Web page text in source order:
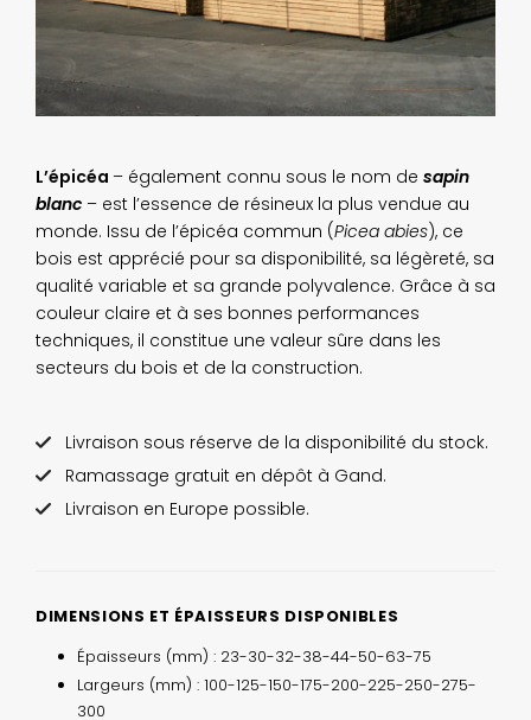
L’épicéa – également connu sous le nom de sapin
blanc – est l’essence de résineux la plus vendue au
monde. Issu de l’épicéa commun (Picea abies), ce
bois est apprécié pour sa disponibilité, sa légèreté, sa
qualité variable et sa grande polyvalence. Grâce à sa
couleur claire et à ses bonnes performances
techniques, il constitue une valeur sûre dans les
secteurs du bois et de la construction.
Livraison sous réserve de la disponibilité du stock.
Ramassage gratuit en dépôt à Gand.
Livraison en Europe possible.
DIMENSIONS ET ÉPAISSEURS DISPONIBLES
Épaisseurs (mm) : 23-30-32-38-44-50-63-75
Largeurs (mm) : 100-125-150-175-200-225-250-275-
300